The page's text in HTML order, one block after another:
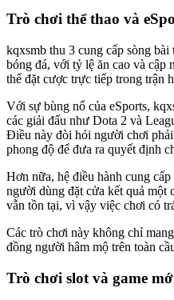
Trò chơi thể thao và
kqxsmb thu 3 cung cấp sòng
bóng đá, với tỷ lệ ăn cao và
thể đặt cược trực tiếp trong trận
Với sự bùng nổ của eSports,
các giải đấu như Dota 2 và
Điều này đòi hỏi người chơi
phong độ để đưa ra quyết định
Hơn nữa, hệ điều hành cung
người dùng đặt cửa kết quả một
vẫn tồn tại, vì vậy việc chơi có
Các trò chơi này không chỉ
đồng người hâm mộ trên toàn
Trò chơi slot và game